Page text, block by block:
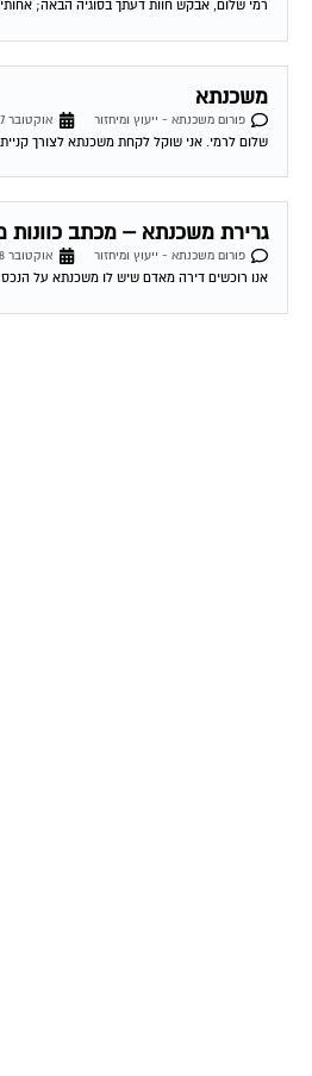
רמי שלום, אבקש חוות דעתך בסוגיה הבאה; אחותי
משכנתא
פורום משכנתא - ייעוץ ומיחזור
אוקטובר 17, 2004
שלום לרמי. אני שוקל לקחת משכנתא לצורך
גרירת משכנתא – מכתב כוונות
פורום משכנתא - ייעוץ ומיחזור
אוקטובר 28, 2004
אנו רוכשים דירה מאדם שיש לו משכנתא על הנכס